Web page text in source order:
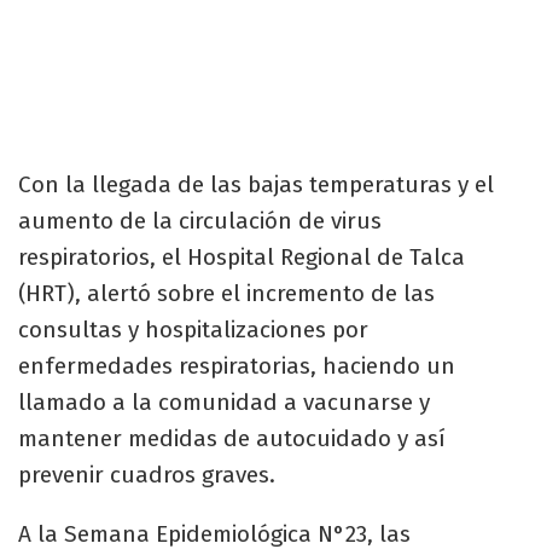
Con la llegada de las bajas temperaturas y el
aumento de la circulación de virus
respiratorios, el Hospital Regional de Talca
(HRT), alertó sobre el incremento de las
consultas y hospitalizaciones por
enfermedades respiratorias, haciendo un
llamado a la comunidad a vacunarse y
mantener medidas de autocuidado y así
prevenir cuadros graves.
A la Semana Epidemiológica N°23, las